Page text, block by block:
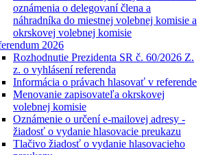
oznámenia o delegovaní člena a
náhradníka do miestnej volebnej komisie a
okrskovej volebnej komisie
2026
Rozhodnutie Prezidenta SR č. 60/2026 Z.
z. o vyhlásení referenda
Informácia o právach hlasovať v referende
Menovanie zapisovateľa okrskovej
volebnej komisie
Oznámenie o určení e-mailovej adresy -
žiadosť o vydanie hlasovacie preukazu
Tlačivo žiadosť o vydanie hlasovacieho